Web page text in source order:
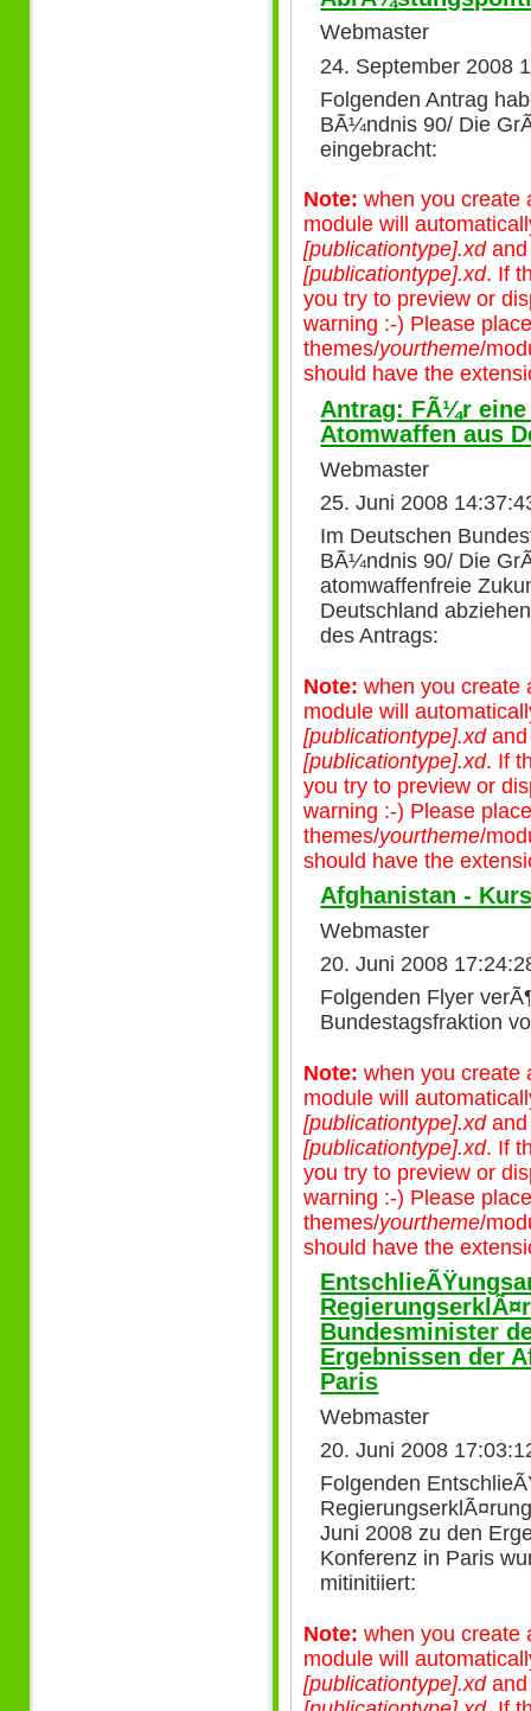
Webmaster
24. September 2008
Folgenden Antrag
BÃ¼ndnis 90/ Die
eingebracht:
Note: when you create
module will
[publicationtype].xd
[publicationtype].xd. If
you try to preview or
warning :-) Please
themes/yourtheme/
should have the
Antrag: FÃ¼r
Atomwaffen aus
Webmaster
25. Juni 2008
Im Deutschen
BÃ¼ndnis 90/ Die
atomwaffenfreie
Deutschland
des Antrags:
Note: when you create
module will
[publicationtype].xd
[publicationtype].xd. If
you try to preview or
warning :-) Please
themes/yourtheme/
should have the
Afghanistan -
Webmaster
20. Juni 2008
Folgenden Flyer
Bundestagsfraktion
Note: when you create
module will
[publicationtype].xd
[publicationtype].xd. If
you try to preview or
warning :-) Please
themes/yourtheme/
should have the
Bundesminister
Ergebnissen der
Paris
Webmaster
20. Juni 2008
Folgenden
Juni 2008 zu den
Konferenz in Paris
mitinitiiert:
Note: when you create
module will
[publicationtype].xd